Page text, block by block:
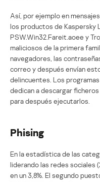
Así, por ejemplo en
los productos de Kaspersky
PSW.Win32.Fareit.aoee y
maliciosos de la primera
navegadores, las
correo y después envían
delincuentes. Los
dedican a descargar
para después ejecutarlos.
Phising
En la estadística de las
liderando las redes sociales
en un 3,8%. El segundo